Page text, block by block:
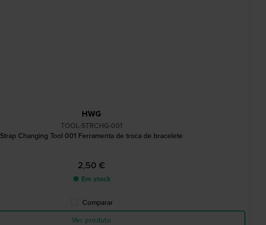
HWG
TOOL-STRCHG-001
Strap Changing Tool 001 Ferramenta de troca de bracelete
2,50 €
● Em stock
Comparar
Ver produto